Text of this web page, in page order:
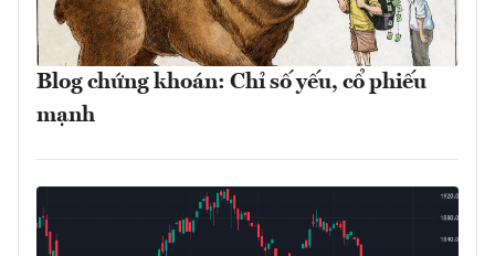
Blog chứng khoán: Chỉ số yếu, cổ phiếu
mạnh